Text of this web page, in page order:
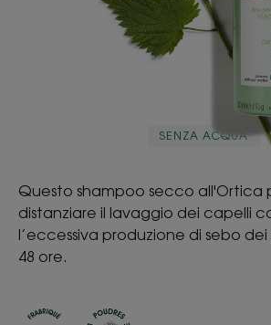
SENZA ACQUA
Questo shampoo secco all'Ortica
distanziare il lavaggio dei capelli
l’eccessiva produzione di sebo
48 ore.